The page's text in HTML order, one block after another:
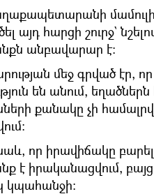
մամուլի
այդ հարցի շուրջ`
անբավարար է։
մեջ գրված էր,
են անում,
քանակը չի
որ իրավիճակը
է իրականացվում, բայց